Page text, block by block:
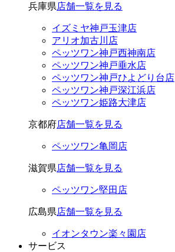
兵庫県店舗一覧を見る
イズミヤ神戸玉津店
アリオ加古川店
ペッツワン神戸西神南店
ペッツワン神戸垂水店
ペッツワン神戸ひよどり台店
ペッツワン神戸深江浜店
ペッツワン姫路大津店
京都府店舗一覧を見る
ペッツワン亀岡店
滋賀県店舗一覧を見る
ペッツワン堅田店
広島県店舗一覧を見る
イオンタウン楽々園店
サービス